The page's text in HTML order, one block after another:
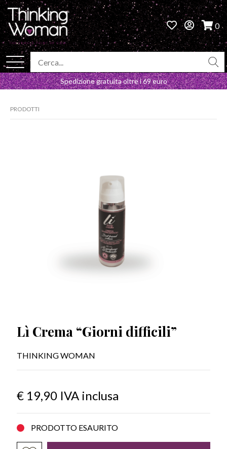
0
Spedizione gratuita oltre i 69 euro
PRODOTTI
Lì Crema “Giorni difficili”
THINKING WOMAN
€ 19,90 IVA inclusa
PRODOTTO ESAURITO